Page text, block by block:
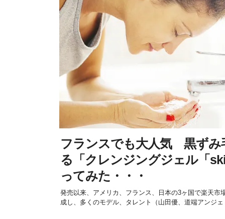
フランスでも大人気 黒ずみ
る「クレンジングジェル「
ってみた・・・
発売以来、アメリカ、フランス、日本の3ヶ国で楽天市
成し、多くのモデル、タレント（山田優、道端アンジ